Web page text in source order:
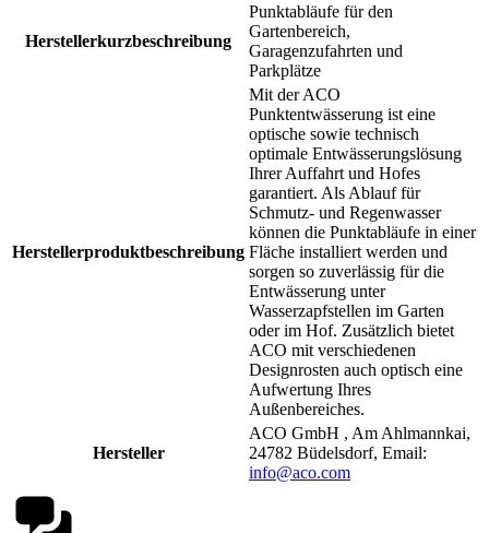
Herstellerkurzbeschreibung
Punktabläufe für den
Gartenbereich,
Garagenzufahrten und
Parkplätze
Herstellerproduktbeschreibung
Mit der ACO
Punktentwässerung ist eine
optische sowie technisch
optimale Entwässerungslösung
Ihrer Auffahrt und Hofes
garantiert. Als Ablauf für
Schmutz- und Regenwasser
können die Punktabläufe in einer
Fläche installiert werden und
sorgen so zuverlässig für die
Entwässerung unter
Wasserzapfstellen im Garten
oder im Hof. Zusätzlich bietet
ACO mit verschiedenen
Designrosten auch optisch eine
Aufwertung Ihres
Außenbereiches.
Hersteller
ACO GmbH , Am Ahlmannkai,
24782 Büdelsdorf, Email:
info@aco.com